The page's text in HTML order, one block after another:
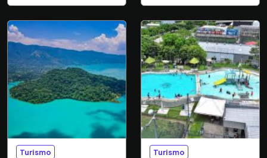
Turismo Turismo